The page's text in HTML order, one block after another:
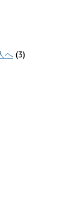
へ (3)